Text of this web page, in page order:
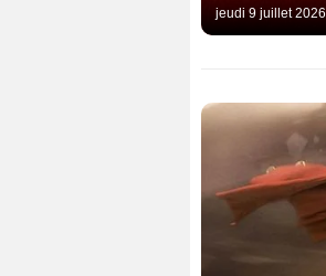
jeudi 9 juillet 2026